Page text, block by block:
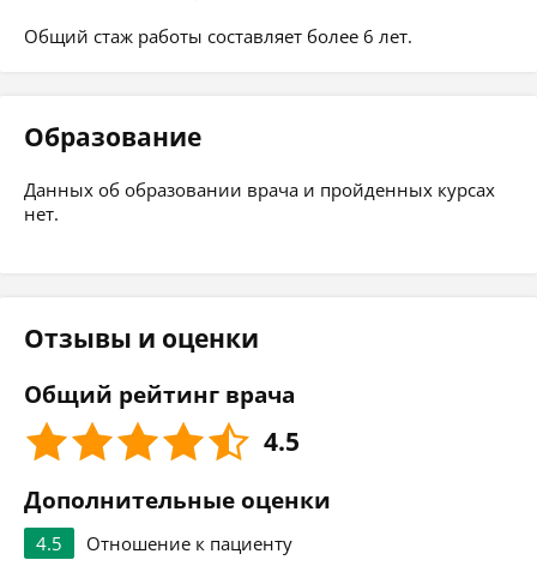
Общий стаж работы составляет более 6 лет.
Образование
Данных об образовании врача и пройденных курсах
нет.
Отзывы и оценки
Общий рейтинг врача
4.5
Дополнительные оценки
4.5
Отношение к пациенту